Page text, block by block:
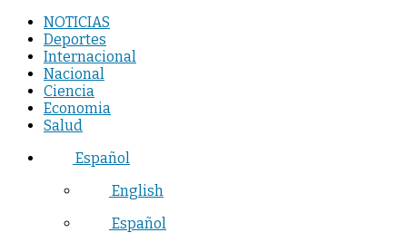
NOTICIAS
Deportes
Internacional
Nacional
Ciencia
Economia
Salud
Español
English
Español